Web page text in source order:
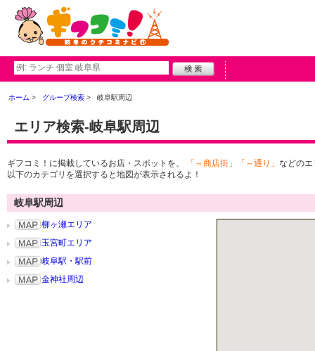
ホーム グループ検索 岐阜駅周辺
エリア検索-岐阜駅周辺
ギフコミ！に掲載しているお店・スポットを、 「～商店街」「～通り」 などのエ
以下のカテゴリを選択すると地図が表示されるよ！
岐阜駅周辺
柳ヶ瀬エリア
玉宮町エリア
岐阜駅・駅前
金神社周辺